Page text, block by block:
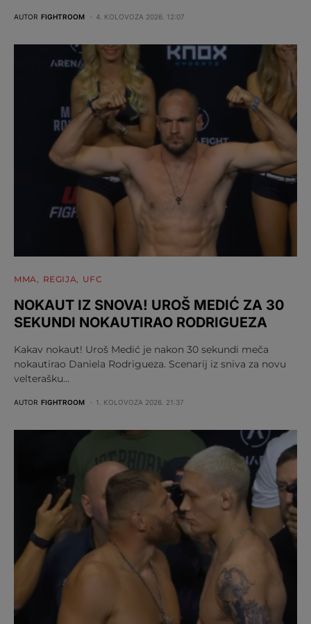
AUTOR FIGHTROOM 4. KOLOVOZA 2026. 12:07
MMA REGIJA UFC
NOKAUT IZ SNOVA! UROŠ MEDIĆ ZA 30
SEKUNDI NOKAUTIRAO RODRIGUEZA
Kakav nokaut! Uroš Medić je nakon 30 sekundi meča
nokautirao Daniela Rodrigueza. Scenarij iz sniva za novu
velterašku…
AUTOR FIGHTROOM 1. KOLOVOZA 2026. 21:37